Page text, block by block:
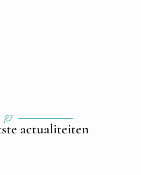
actualiteiten